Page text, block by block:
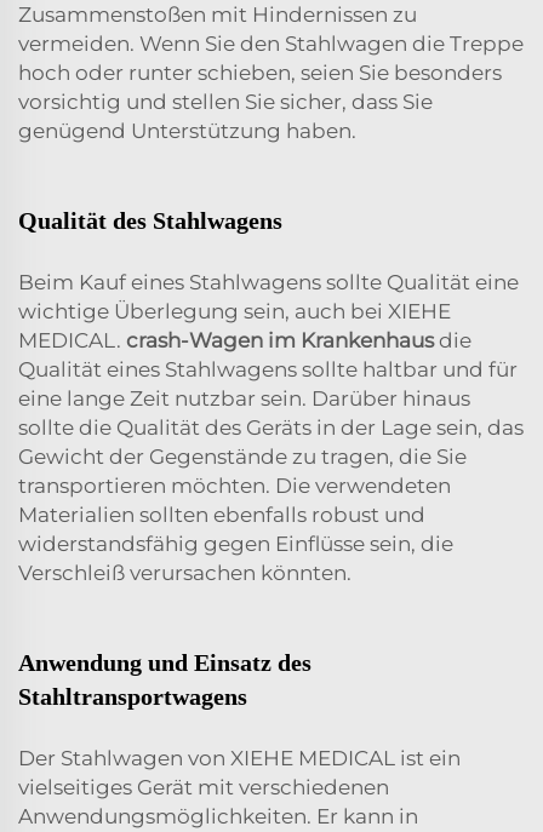
Zusammenstoßen mit Hindernissen zu
vermeiden. Wenn Sie den Stahlwagen die Treppe
hoch oder runter schieben, seien Sie besonders
vorsichtig und stellen Sie sicher, dass Sie
genügend Unterstützung haben.
Qualität des Stahlwagens
Beim Kauf eines Stahlwagens sollte Qualität eine
wichtige Überlegung sein, auch bei XIEHE
MEDICAL. crash-Wagen im Krankenhausdie
Qualität eines Stahlwagens sollte haltbar und für
eine lange Zeit nutzbar sein. Darüber hinaus
sollte die Qualität des Geräts in der Lage sein, das
Gewicht der Gegenstände zu tragen, die Sie
transportieren möchten. Die verwendeten
Materialien sollten ebenfalls robust und
widerstandsfähig gegen Einflüsse sein, die
Verschleiß verursachen könnten.
Anwendung und Einsatz des
Stahltransportwagens
Der Stahlwagen von XIEHE MEDICAL ist ein
vielseitiges Gerät mit verschiedenen
Anwendungsmöglichkeiten. Er kann in